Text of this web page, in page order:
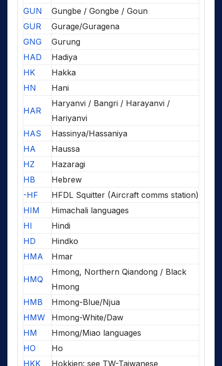
GUN
Gungbe / Gongbe / Goun
GUR
Gurage/Guragena
GNG
Gurung
HAD
Hadiya
HK
Hakka
HN
Hani
HAR
Haryanvi / Bangri / Harayanvi /
Hariyanvi
HAS
Hassinya/Hassaniya
HA
Haussa
HZ
Hazaragi
HB
Hebrew
-HF
HFDL Squitter (Aircraft comms station)
HIM
Himachali languages
HI
Hindi
HD
Hindko
HMA
Hmar
HMQ
Hmong, Northern Qiandong / Black
Hmong
HMB
Hmong-Blue/Njua
HMW
Hmong-White/Daw
HM
Hmong/Miao languages
HO
Ho
HKK
Hokkien: see TW-Taiwanese